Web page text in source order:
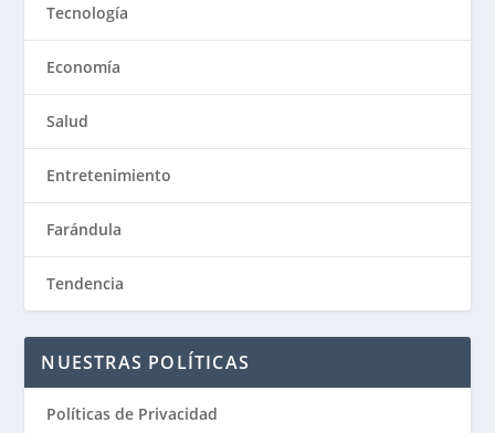
Tecnología
Economía
Salud
Entretenimiento
Farándula
Tendencia
NUESTRAS POLÍTICAS
Políticas de Privacidad